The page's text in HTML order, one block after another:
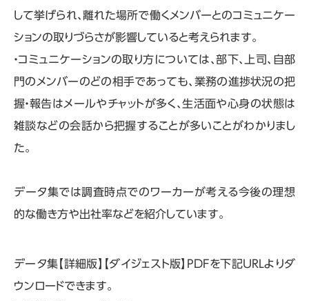
して挙げられ、離れた場所で働くメンバーとのコミュニケー
ションの取りづらさが影響していると考えられます。
・コミュニケーションの取り方については、部下、上司、自部
門のメンバーのどの相手であっても、業務の進捗状況の把
握・報告はメールやチャットが多く、生活面や心身の状態は
雑談などの会話から把握することが多いことがわかりまし
た。
データ集では調査時点でのワーカーが考える今後の理想
的な働き方や出社率などを紹介しています。
データ集【詳細版】【ダイジェスト版】PDFを下記URLよりダ
ウンロードできます。